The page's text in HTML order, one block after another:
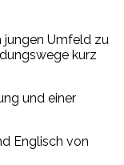
jungen Umfeld zu
kurz
und einer
Englisch von